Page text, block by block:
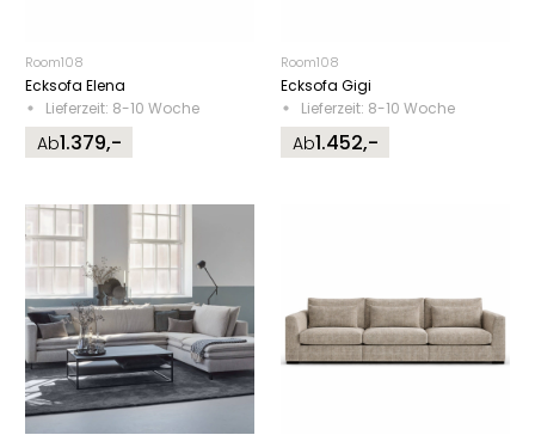
Room108
Ecksofa Elena
Lieferzeit: 8-10 Woche
Ab1.379,-
Room108
Ecksofa Gigi
Lieferzeit: 8-10 Woche
Ab1.452,-